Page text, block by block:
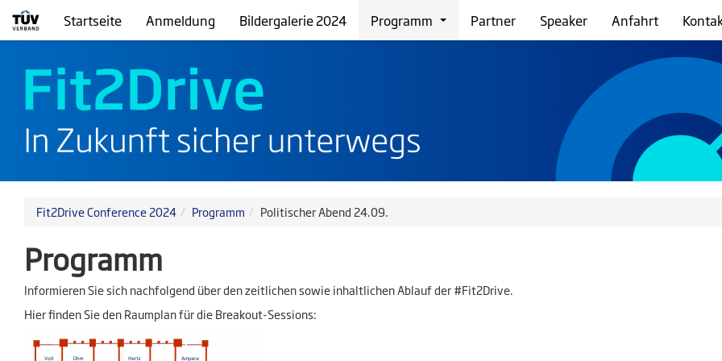
Startseite Anmeldung Bildergalerie 2024 Programm Partner Speaker Anfahrt
Fit2Drive Conference 2024 Programm Politischer Abend 24.09.
Programm
Informieren Sie sich nachfolgend über den zeitlichen sowie inhaltlichen Ablauf der #Fit2Drive.
Hier finden Sie den Raumplan für die Breakout-Sessions: